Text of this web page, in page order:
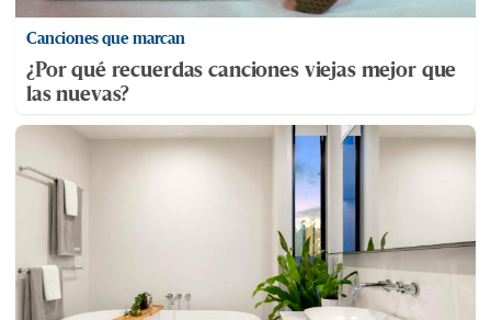
Canciones que marcan
¿Por qué recuerdas canciones viejas mejor que
las nuevas?